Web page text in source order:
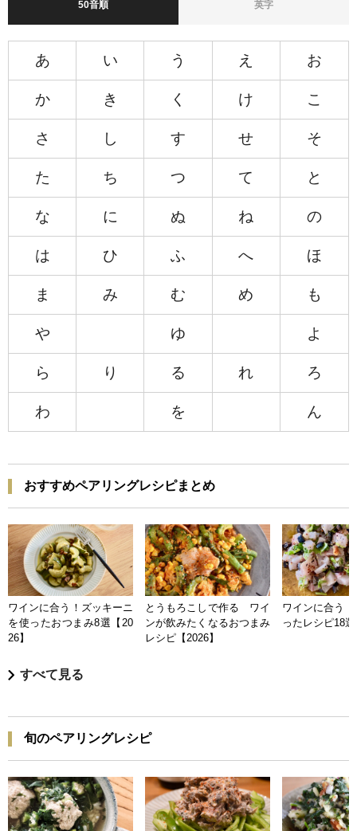
50音順 英字
あ い う え お
か き く け こ
さ し す せ そ
た ち つ て と
な に ぬ ね の
は ひ ふ へ ほ
ま み む め も
や ゆ よ
ら り る れ ろ
わ を ん
おすすめペアリングレシピまとめ
ワインに合う！ズッキーニ
を使ったおつまみ8選【20
26】
とうもろこしで作る ワイ
ンが飲みたくなるおつまみ
レシピ【2026】
ワインに合う
ったレシピ18
すべて見る
旬のペアリングレシピ